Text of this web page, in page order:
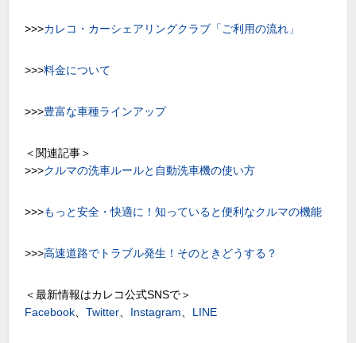
>>>カレコ・カーシェアリングクラブ「ご利用の流れ」
>>>料金について
>>>豊富な車種ラインアップ
＜関連記事＞
>>>クルマの洗車ルールと自動洗車機の使い方
>>>もっと安全・快適に！知っていると便利なクルマの機能
>>>高速道路でトラブル発生！そのときどうする？
＜最新情報はカレコ公式SNSで＞
Facebook、Twitter、 Instagram、 LINE